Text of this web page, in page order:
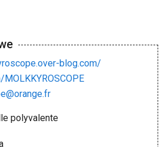
blog.com/
polyvalente